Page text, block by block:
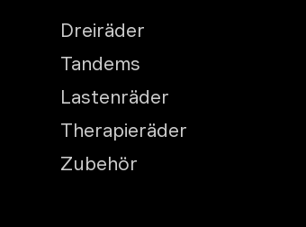
Dreiräder
Tandems
Lastenräder
Therapieräder
Zubehör